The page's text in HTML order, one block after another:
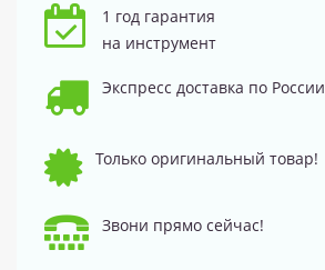
1 год гарантия
на инструмент
Экспресс доставка по России
Только оригинальный товар!
Звони прямо сейчас!